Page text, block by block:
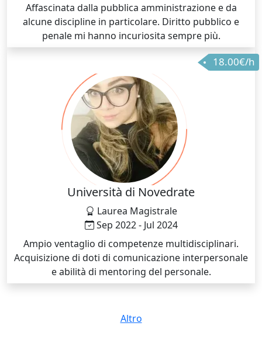
Affascinata dalla pubblica amministrazione e da
alcune discipline in particolare. Diritto pubblico e
penale mi hanno incuriosita sempre più.
18.00€/h
Università di Novedrate
Laurea Magistrale
Sep 2022 - Jul 2024
Ampio ventaglio di competenze multidisciplinari.
Acquisizione di doti di comunicazione interpersonale
e abilità di mentoring del personale.
Altro